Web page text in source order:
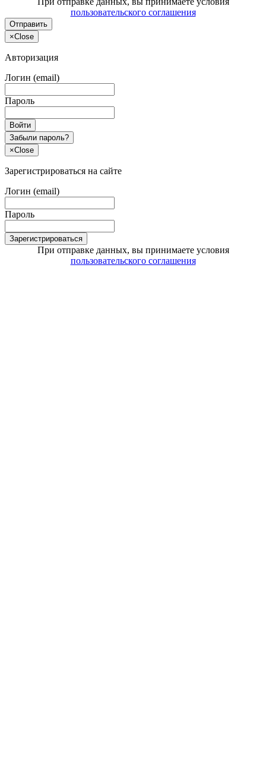
пользовательского соглашения
Отправить
×Close
Авторизация
Логин (email)
Пароль
Войти
Забыли пароль?
×Close
Зарегистрироваться на сайте
Логин (email)
Пароль
Зарегистрироваться
При отправке данных, вы принимаете условия
пользовательского соглашения